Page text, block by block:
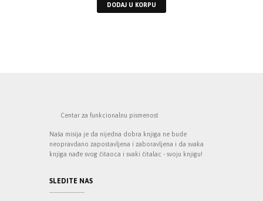
DODAJ U KORPU
Centar za funkcionalnu pismenost
Naša misija je da nijedna dobra knjiga ne bude
neopravdano zapostavljena i zaboravljena i da svaka
knjiga nađe svog čitaoca i svaki čitalac - svoju knjigu!
SLEDITE NAS